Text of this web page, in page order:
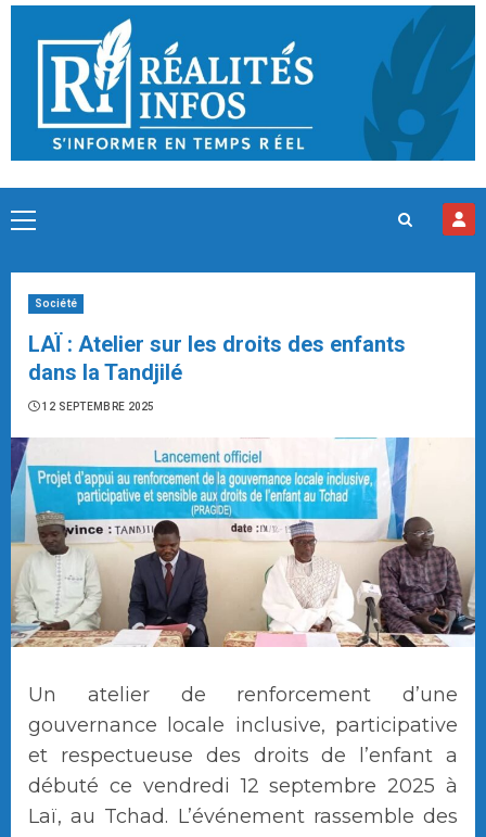
Skip
content
Primary
Société
LAÏ : Atelier sur les droits des enfants
dans la Tandjilé
12 SEPTEMBRE 2025
Un atelier de renforcement d’une
gouvernance locale inclusive, participative
et respectueuse des droits de l’enfant a
débuté ce vendredi 12 septembre 2025 à
Laï, au Tchad. L’événement rassemble des